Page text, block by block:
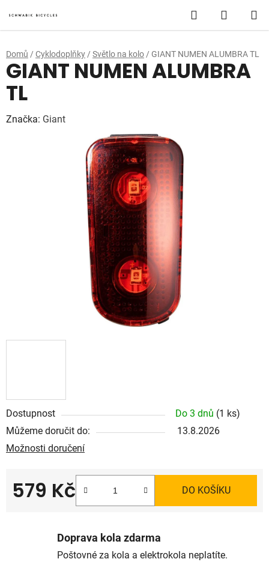
na
obsah
Hledat
KOŠÍK
Domů / Cyklodoplňky / Světlo na kolo / GIANT NUMEN ALUMBRA TL
Dostupnost Do 3 dnů (1 ks)
Můžeme doručit do:
13.8.2026
Možnosti doručení
579 Kč DO KOŠÍKU
GIANT NUMEN ALUMBRA
TL
Značka: Giant
Doprava kola zdarma
Poštovné za kola a elektrokola neplatíte.